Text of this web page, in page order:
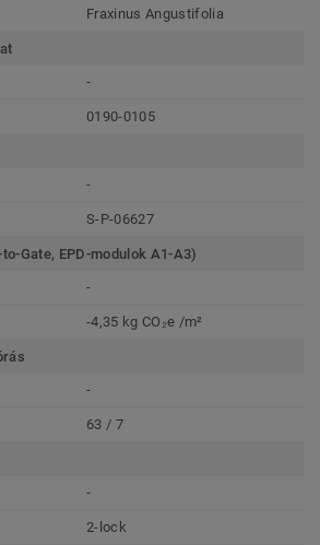
Fraxinus Angustifolia
-
0190-0105
-
S-P-06627
Gate, EPD-modulok A1-A3)
-
-4,35 kg CO₂e /m²
-
63 / 7
-
2-lock